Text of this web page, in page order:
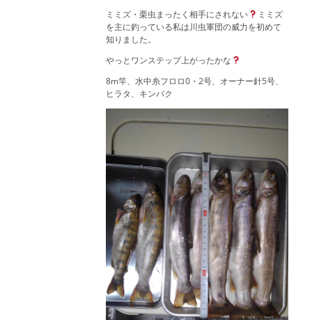
ミミズ・栗虫まったく相手にされない
ミミズ
を主に釣っている私は川虫軍団の威力を初めて
知りました。
やっとワンステップ上がったかな
8m竿、水中糸フロロ0・2号、オーナー針5号、
ヒラタ、キンパク